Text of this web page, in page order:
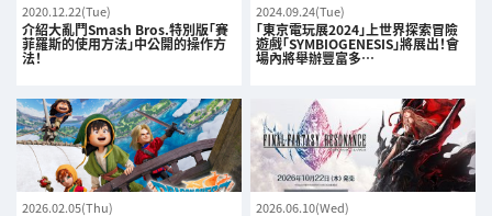
2020.12.22(Tue)
介紹大亂鬥Smash Bros.特別版「賽
菲羅斯的使用方法」中公開的操作方
法！
2024.09.24(Tue)
「東京電玩展2024」上世界探索冒險
遊戲「SYMBIOGENESIS」將展出！會
場內將舉辦豐富多…
2026.02.05(Thu) 2026.06.10(Wed)